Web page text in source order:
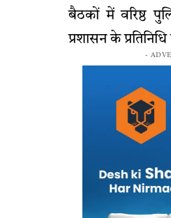
बैठकों में वरिष्ठ
प्रशासन के
-